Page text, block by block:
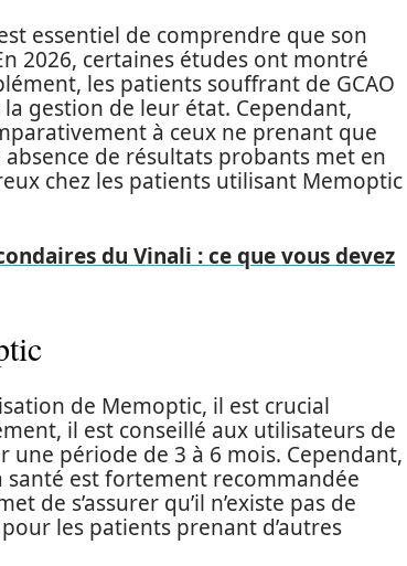
essentiel de comprendre que son
2026, certaines études ont montré
les patients souffrant de GCAO
gestion de leur état. Cependant,
à ceux ne prenant que
de résultats probants met en
chez les patients utilisant Memoptic
du Vinali : ce que vous devez
de Memoptic, il est crucial
il est conseillé aux utilisateurs de
une période de 3 à 6 mois. Cependant,
est fortement recommandée
de s’assurer qu’il n’existe pas de
les patients prenant d’autres